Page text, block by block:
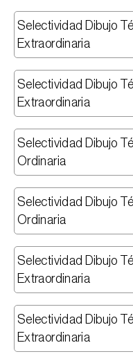
Selectividad Dibujo
Extraordinaria
Selectividad Dibujo
Extraordinaria
Selectividad Dibujo
Ordinaria
Selectividad Dibujo
Ordinaria
Selectividad Dibujo
Extraordinaria
Selectividad Dibujo
Extraordinaria